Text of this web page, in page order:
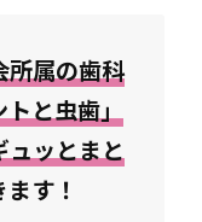
所属の歯科
トと虫歯」
ュッとまと
す！